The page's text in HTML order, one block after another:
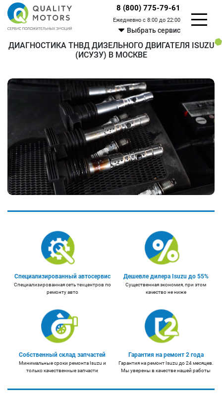
8 (800) 775-79-61
Ежедневно с 8:00 до 22:00
Выбрать сервис
ДИАГНОСТИКА ТНВД ДИЗЕЛЬНОГО ДВИГАТЕЛЯ ISUZU
(ИСУЗУ) В МОСКВЕ
Специализированный автосервис
Специализированная сеть техцентров по
ремонту авто
Дешевле дилера Isuzu до 55%
Существенная экономия, при этом
качество не ниже
Собственный склад запчастей
Минимальные сроки ремонта Isuzu и
только качественные запчасти
Гарантия на ремонт 2 года
Гарантия на ремонт Isuzu до 24 месяцев.
Мы уверены в качестве нашей работы